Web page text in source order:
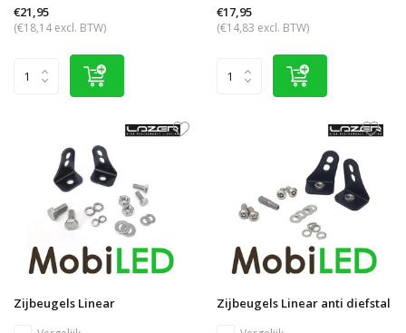
€21,95
(€18,14 excl. BTW)
€17,95
(€14,83 excl. BTW)
Zijbeugels Linear Zijbeugels Linear anti diefstal